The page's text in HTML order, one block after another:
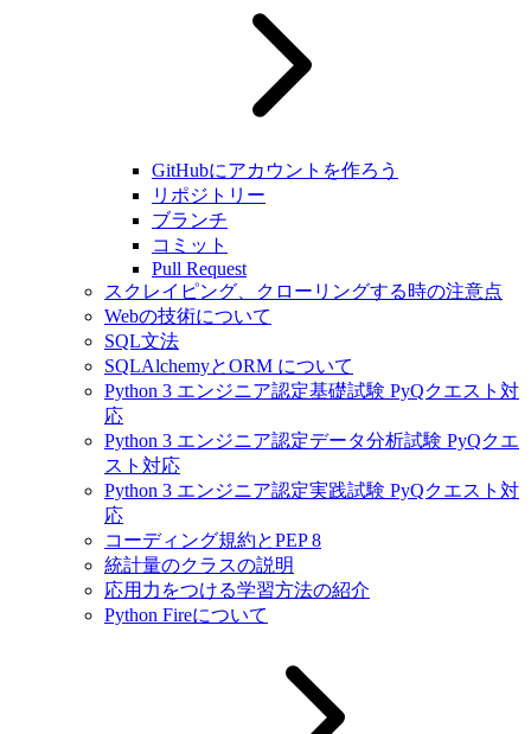
GitHubにアカウントを作ろう
リポジトリー
ブランチ
コミット
Pull Request
スクレイピング、クローリングする時の注意点
Webの技術について
SQL文法
SQLAlchemyとORM について
Python 3 エンジニア認定基礎試験 PyQクエスト対
応
Python 3 エンジニア認定データ分析試験 PyQクエ
スト対応
Python 3 エンジニア認定実践試験 PyQクエスト対
応
コーディング規約とPEP 8
統計量のクラスの説明
応用力をつける学習方法の紹介
Python Fireについて